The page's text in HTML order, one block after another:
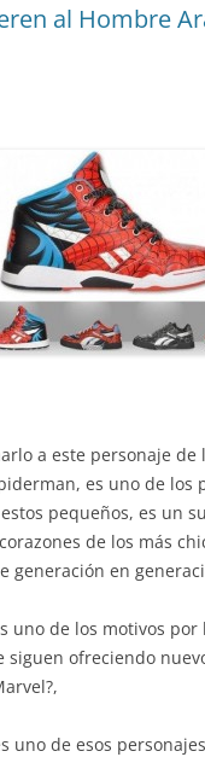
al Hombre
a este personaje
es uno de los
pequeños, es un
de los más
generación en
uno de los motivos
siguen ofreciendo
uno de esos